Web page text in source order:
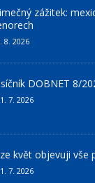
zážitek:
8. 2026
DOBNET 8/
7. 2026
květ objevuji vše
7. 2026